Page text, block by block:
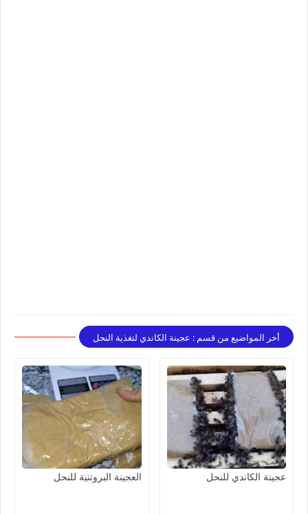
أخر المواضيع من قسم : عجينة الكاندي لتغذية النحل
عجينة الكاندي للنحل العجينة البروتنية للنحل